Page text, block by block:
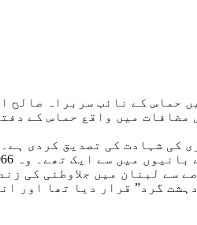
حماس کے نائب سربراہ صالح
کی شہادت کی تصدیق کردی ہے۔
مغربی کنارے کے شہر رام اللہ میں پیدا ہوئے۔